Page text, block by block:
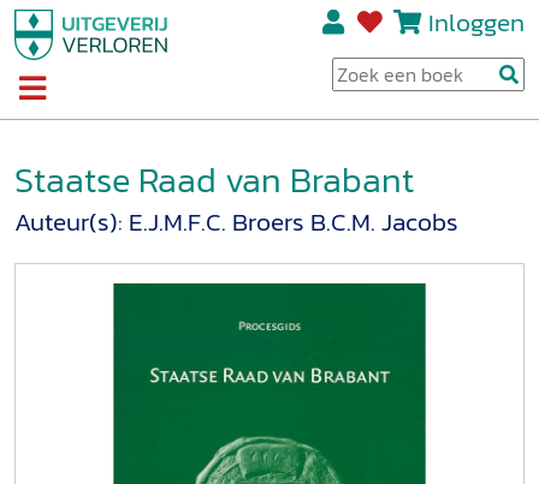
Inloggen
Staatse Raad van Brabant
Auteur(s): E.J.M.F.C. Broers B.C.M. Jacobs